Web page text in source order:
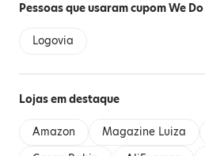
Pessoas que usaram cupom We
Logovia
Lojas em destaque
Amazon Magazine Luiza